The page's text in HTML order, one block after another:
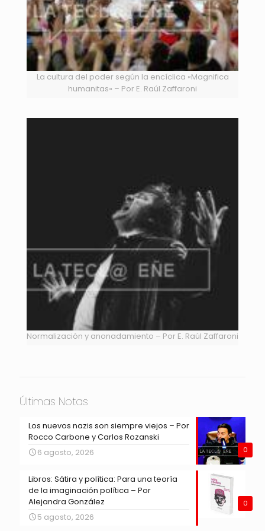
La cultura del poder según la encíclica «Magnifica
humanitas» – Por E. Raúl Zaffaroni
Normalización y anonadamiento – Por E. Raúl Zaffaroni
Últimas Notas
0
Los nuevos nazis son siempre viejos – Por
Rocco Carbone y Carlos Rozanski
6 agosto, 2026
0
Libros: Sátira y política: Para una teoría
de la imaginación política – Por
Alejandra González
5 agosto, 2026